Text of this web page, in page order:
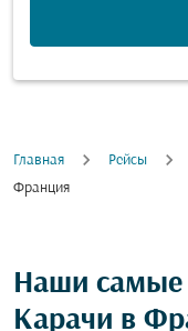
Главная Рейсы
Франция
Наши самые
Карачи в